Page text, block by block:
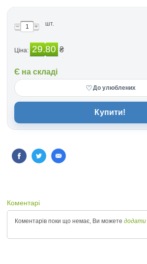
шт.
Ціна: 29.80 ₴
Є на складі
♡До улюблених
Купити!
Коментарі
Коментарів поки що немає, Ви можете додати